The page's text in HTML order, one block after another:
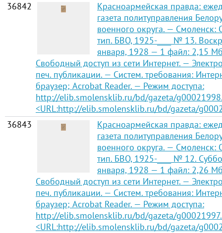
36842
Красноармейская правда:
газета политуправления
военного округа. — Смоленск:
тип. БВО, 1925-____ № 13.
января, 1928 — 1 файл: 2,15
Свободный доступ из сети Интернет. —
печ. публикации. — Систем. требования:
браузер; Acrobat Reader. — Режим доступа:
http://elib.smolensklib.ru/bd/gazeta/
<URL:http://elib.smolensklib.ru/bd/gazeta/
36843
Красноармейская правда:
газета политуправления
военного округа. — Смоленск:
тип. БВО, 1925-____ № 12.
января, 1928 — 1 файл: 2,26
Свободный доступ из сети Интернет. —
печ. публикации. — Систем. требования:
браузер; Acrobat Reader. — Режим доступа:
http://elib.smolensklib.ru/bd/gazeta/
<URL:http://elib.smolensklib.ru/bd/gazeta/